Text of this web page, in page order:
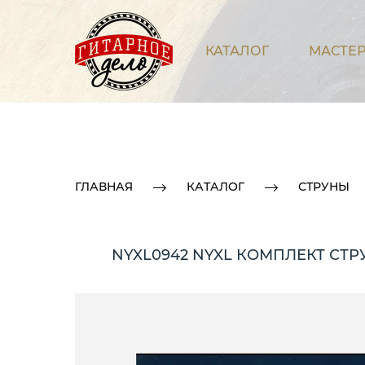
КАТАЛОГ
ГЛАВНАЯ КАТАЛОГ СТРУНЫ
NYXL0942 NYXL КОМПЛЕКТ